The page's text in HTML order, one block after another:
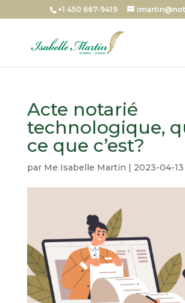
+1 450 667-9419
Acte notarié
technologique,
ce que c’est?
par Me Isabelle Martin | 2023-04-13